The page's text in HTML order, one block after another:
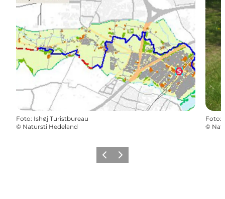
Foto: Ishøj Turistbureau
© Natursti Hedeland
Foto:
©
Vorige Volgende